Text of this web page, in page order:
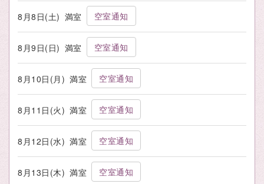
8月8日(土) 満室 空室通知
8月9日(日) 満室 空室通知
8月10日(月) 満室 空室通知
8月11日(火) 満室 空室通知
8月12日(水) 満室 空室通知
8月13日(木) 満室 空室通知